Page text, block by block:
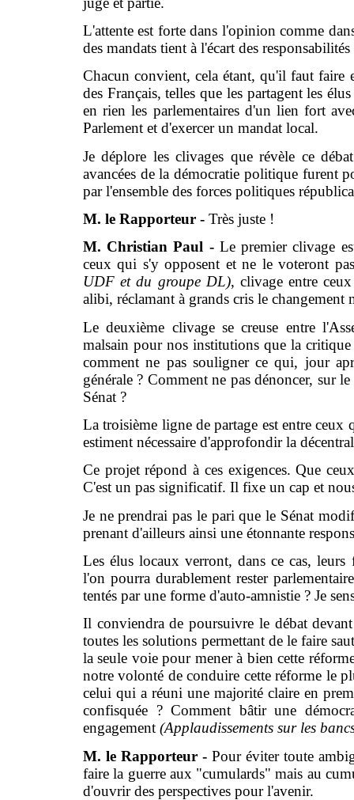
L'attente est forte dans l'opinion comme
des mandats tient à l'écart des
Chacun convient, cela étant, qu'il faut faire
des Français, telles que les partagent les
en rien les parlementaires d'un lien fort
Parlement et d'exercer un mandat local.
Je déplore les clivages que révèle ce
avancées de la démocratie politique furent
par l'ensemble des forces politiques
M. le Rapporteur - Très juste !
M. Christian Paul - Le premier clivage
ceux qui s'y opposent et ne le voteront
UDF et du groupe DL), clivage entre
alibi, réclamant à grands cris le
Le deuxième clivage se creuse entre
malsain pour nos institutions que la
comment ne pas souligner ce qui, jour
générale ? Comment ne pas dénoncer, sur
Sénat ?
La troisième ligne de partage est entre
estiment nécessaire d'approfondir la
Ce projet répond à ces exigences. Que
C'est un pas significatif. Il fixe un cap et
Je ne prendrai pas le pari que le Sénat
prenant d'ailleurs ainsi une étonnante
Les élus locaux verront, dans ce cas,
l'on pourra durablement rester
tentés par une forme d'auto-amnistie ? Je
Il conviendra de poursuivre le débat
toutes les solutions permettant de le faire
la seule voie pour mener à bien cette
notre volonté de conduire cette réforme le
celui qui a réuni une majorité claire en
confisquée ? Comment bâtir une
engagement (Applaudissements sur les
M. le Rapporteur - Pour éviter toute
faire la guerre aux "cumulards" mais au
d'ouvrir des perspectives pour l'avenir.